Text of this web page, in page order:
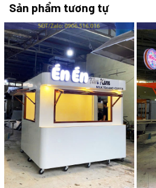
Sản phẩm tương tự